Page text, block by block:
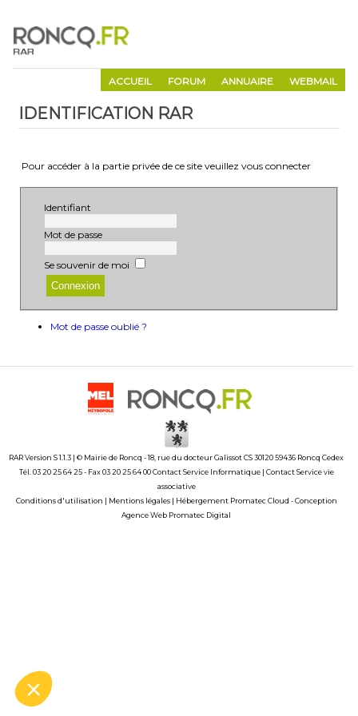
WEBMAIL
ANNUAIRE
FORUM
ACCUEIL
IDENTIFICATION RAR
Pour accéder à la partie privée de ce site veuillez vous connecter
Identifiant
Mot de passe
Se souvenir de moi
Mot de passe oublié ?
RAR Version S 1.1.3 | © Mairie de Roncq - 18, rue du docteur Galissot CS 30120 59436 Roncq Cedex
Tél. 03 20 25 64 25 - Fax 03 20 25 64 00Contact Service Informatique| Contact Service vie
associative
Conditions d'utilisation | Mentions légales | Hébergement Promatec Cloud -Conception
Agence Web Promatec Digital